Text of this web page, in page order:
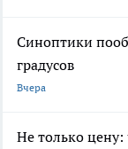
Синоптики
градусов
Вчера
Не только цену: